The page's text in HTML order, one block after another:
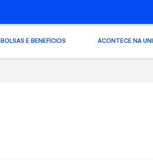
BOLSAS E BENEFÍCIOS ACONTECE NA